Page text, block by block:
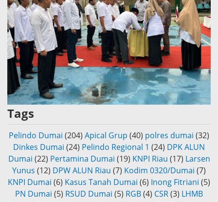
Tags
Pelindo Dumai (204) Apical Grup (40) polres dumai (32)
Dinkes Dumai (24) Pelindo Regional 1 (24) DPK ALUN
Dumai (22) Pertamina Dumai (19) KNPI Riau (17) Larsen
Yunus (12) DPW ALUN Riau (7) Kodim 0320/Dumai (7)
KNPI Dumai (6) Kasus Tanah Dumai (6) Inong Fitriani (5)
PN Dumai (5) RSUD Dumai (5) RGB(4) CSR(3) LHMB